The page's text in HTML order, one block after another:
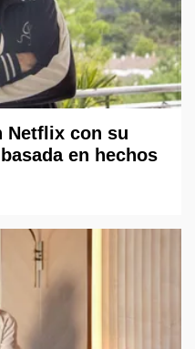
Netflix con su
en hechos